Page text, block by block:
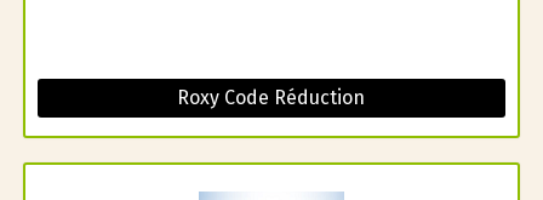
Roxy Code Réduction